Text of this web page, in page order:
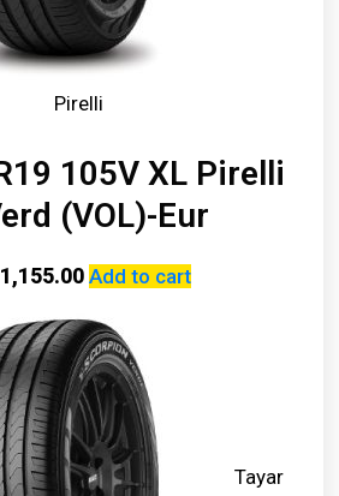
Pirelli
105V XL Pirelli
(VOL)-Eur
1,155.00 Add to cart
Tayar